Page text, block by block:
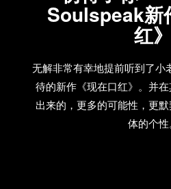
Soulspeak新
红》
无解非常有幸地提前听到了小
待的新作《现在口红》。并
出来的，更多的可能性，更
体的个性。